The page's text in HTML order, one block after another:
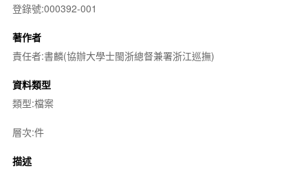
登錄號:000392-001
著作者
責任者:書麟(協辦大學士閩浙總督兼署浙江巡撫)
資料類型
類型:檔案
層次:件
描述